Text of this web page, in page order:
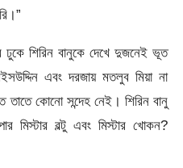
শিরিন বানুকে দেখে দুজনেই ভূত
এবং দরজায় মতলুব মিয়া না
কোনো সন্দেহ নেই। শিরিন বানু
মিস্টার বল্টু এবং মিস্টার খোকন?